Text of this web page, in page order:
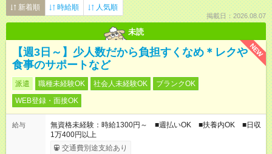
新着順 時給順 人気順
掲載日：2026.08.07
未読
NEW
【週3日～】少人数だから負担すくなめ＊レクや
食事のサポートなど
派遣 職種未経験OK 社会人未経験OK
ブランクOK
WEB登録・面接OK
給与
無資格未経験：時給1300円～ ■週払いOK ■扶養内OK ■日収
1万400円以上
交通費別途支給あり